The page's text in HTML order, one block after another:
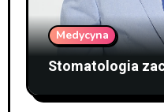
Medycyna
Stomatologia